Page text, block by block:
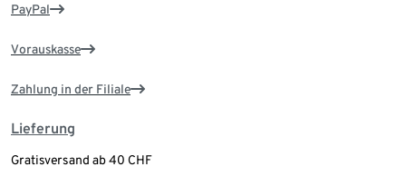
PayPal
Vorauskasse
Zahlung in der Filiale
Lieferung
Gratisversand ab 40 CHF